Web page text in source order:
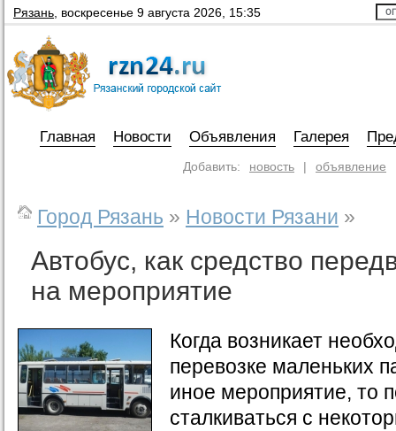
Рязань воскресенье 9 августа 2026, 15:35
Главная Новости Объявления Галерея
Добавить: новость | объявление
Город Рязань » Новости Рязани »
Автобус, как средство
на мероприятие
Когда возникает
перевозке маленьких
иное мероприятие, то
сталкиваться с